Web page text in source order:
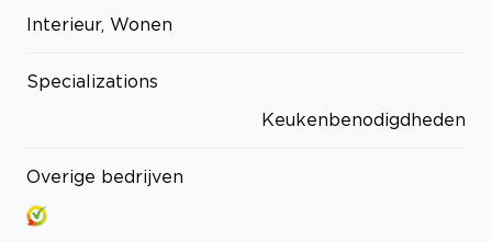
Interieur, Wonen
Specializations
Keukenbenodigdheden
Overige bedrijven